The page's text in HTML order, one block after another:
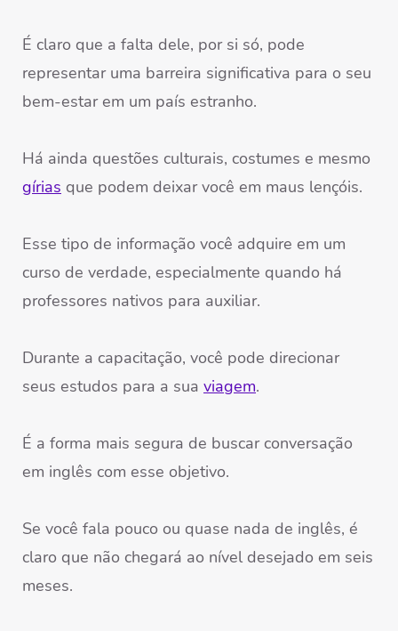
É claro que a falta dele, por si só, pode
representar uma barreira significativa para o seu
bem-estar em um país estranho.
Há ainda questões culturais, costumes e mesmo
gírias que podem deixar você em maus lençóis.
Esse tipo de informação você adquire em um
curso de verdade, especialmente quando há
professores nativos para auxiliar.
Durante a capacitação, você pode direcionar
seus estudos para a sua viagem.
É a forma mais segura de buscar conversação
em inglês com esse objetivo.
Se você fala pouco ou quase nada de inglês, é
claro que não chegará ao nível desejado em seis
meses.